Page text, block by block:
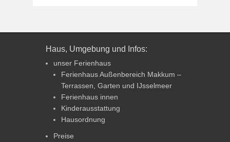
Haus, Umgebung und Infos:
unser Ferienhaus
Ferienhaus Außenbereich Makkum –
Terrassen, Garten und IJsselmeer
Ferienhaus innen
Kinderausstattung
Hausordnung
Preise